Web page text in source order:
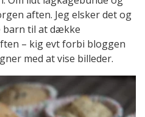
aften. Jeg elsker det og
barn til at dække
– kig evt forbi bloggen
med at vise billeder.